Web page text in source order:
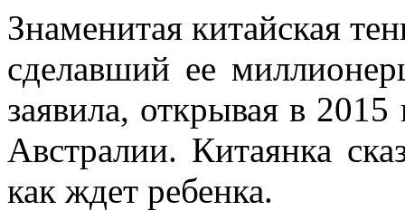
Знаменитая китайская
сделавший ее
заявила, открывая в
Австралии. Китаянка
как ждет ребенка.